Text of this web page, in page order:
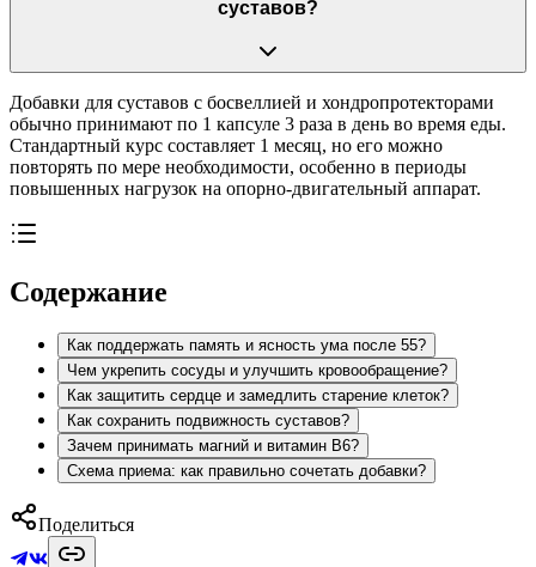
суставов?
Добавки для суставов с босвеллией и хондропротекторами
обычно принимают по 1 капсуле 3 раза в день во время еды.
Стандартный курс составляет 1 месяц, но его можно
повторять по мере необходимости, особенно в периоды
повышенных нагрузок на опорно-двигательный аппарат.
Содержание
Как поддержать память и ясность ума после 55?
Чем укрепить сосуды и улучшить кровообращение?
Как защитить сердце и замедлить старение клеток?
Как сохранить подвижность суставов?
Зачем принимать магний и витамин В6?
Схема приема: как правильно сочетать добавки?
Поделиться